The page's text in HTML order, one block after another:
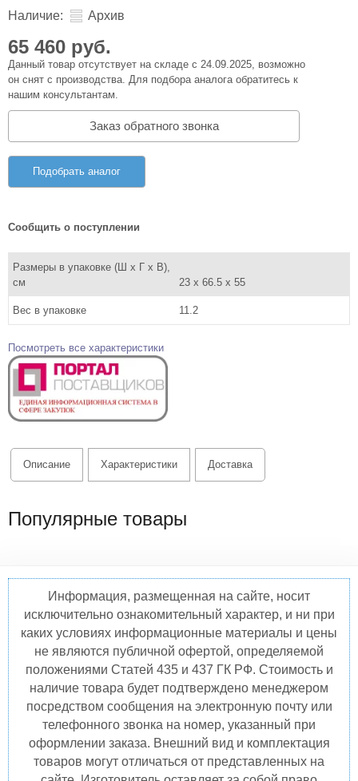
Наличие: Архив
65 460 руб.
Данный товар отсутствует на складе с 24.09.2025, возможно
он снят с производства. Для подбора аналога обратитесь к
нашим консультантам.
Заказ обратного звонка
Подобрать аналог
Сообщить о поступлении
Размеры в упаковке (Ш x Г x В),
см
23 x 66.5 x 55
Вес в упаковке 11.2
Посмотреть все характеристики
Описание Характеристики Доставка
Популярные товары
Информация, размещенная на сайте, носит
исключительно ознакомительный характер, и ни при
каких условиях информационные материалы и цены
не являются публичной офертой, определяемой
положениями Статей 435 и 437 ГК РФ. Стоимость и
наличие товара будет подтверждено менеджером
посредством сообщения на электронную почту или
телефонного звонка на номер, указанный при
оформлении заказа. Внешний вид и комплектация
товаров могут отличаться от представленных на